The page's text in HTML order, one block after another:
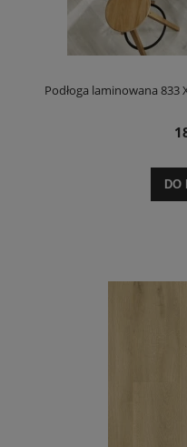
Podłoga laminowana 833
DO